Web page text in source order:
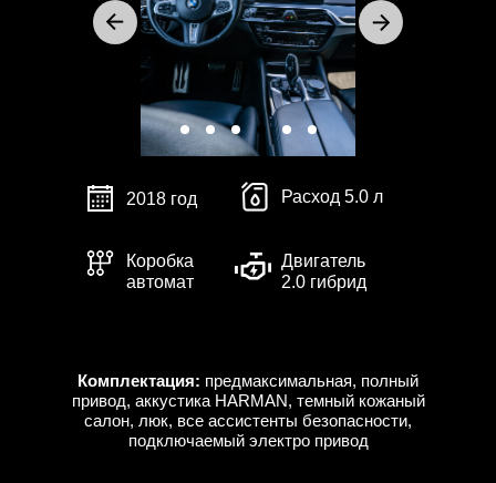
2018 год
Коробка
автомат
Комплектация: предмаксимальная, полный
привод, аккустика HARMAN, темный кожаный
салон, люк, все ассистенты безопасности,
подключаемый электро привод
Расход 5.0 л
Двигатель
2.0 гибрид